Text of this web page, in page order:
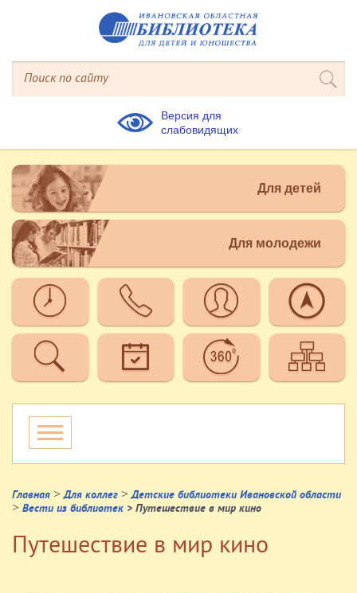
Версия для
слабовидящих
Для детей
Для молодежи
Главная >Для коллег >Детские библиотеки Ивановской области
> Вести из библиотек > Путешествие в мир кино
Путешествие в мир кино